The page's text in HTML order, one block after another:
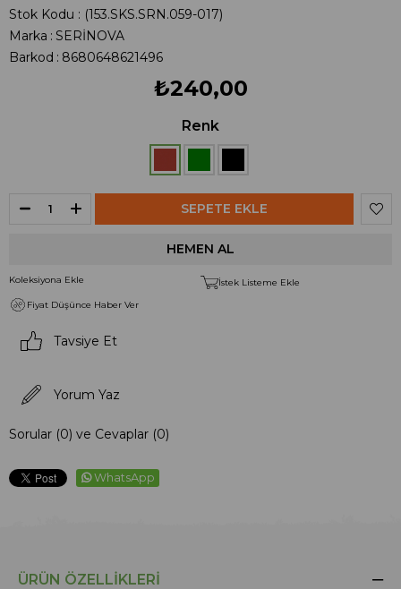
Stok Kodu
(153.SKS.SRN.059-017)
Marka : SERİNOVA
Barkod : 8680648621496
₺240,00
Renk
Koleksiyona Ekle
İstek Listeme Ekle
Fiyat Düşünce Haber Ver
Tavsiye Et
Yorum Yaz
Sorular (0) ve Cevaplar (0)
WhatsApp
ÜRÜN ÖZELLIKLERI